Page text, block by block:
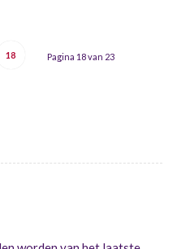
Pagina 18 van 23
18